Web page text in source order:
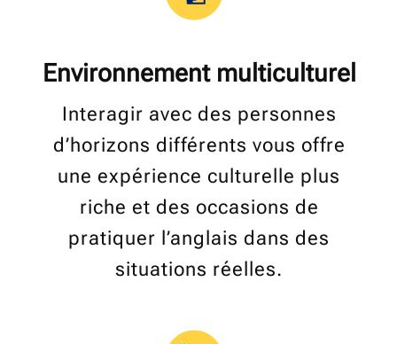
Environnement multiculturel
Interagir avec des personnes
d’horizons différents vous offre
une expérience culturelle plus
riche et des occasions de
pratiquer l’anglais dans des
situations réelles.